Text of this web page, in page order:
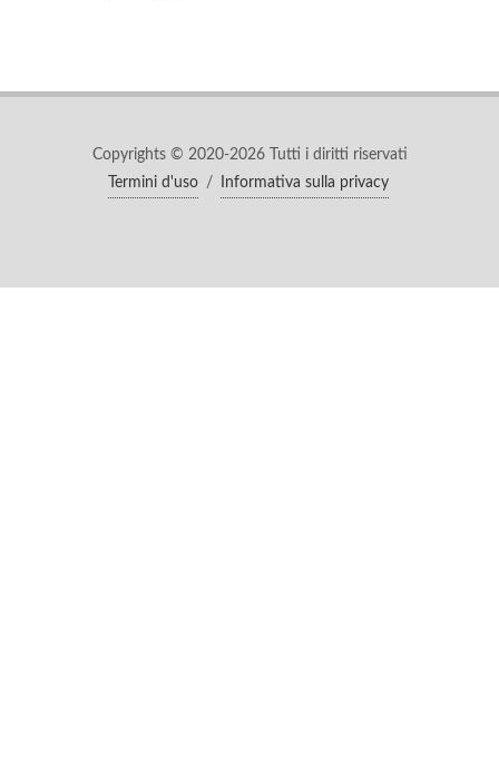
Copyrights © 2020-2026 Tutti i diritti riservati
Termini d'uso
/ Informativa sulla privacy